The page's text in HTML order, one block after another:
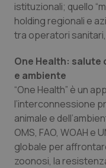
istituzionali; quello “
holding regionali e
tra operatori
One Health: salute
e ambiente
“One Health” è un
l’interconnessione
animale e
OMS, FAO, WOAH e
globale per
zoonosi, la